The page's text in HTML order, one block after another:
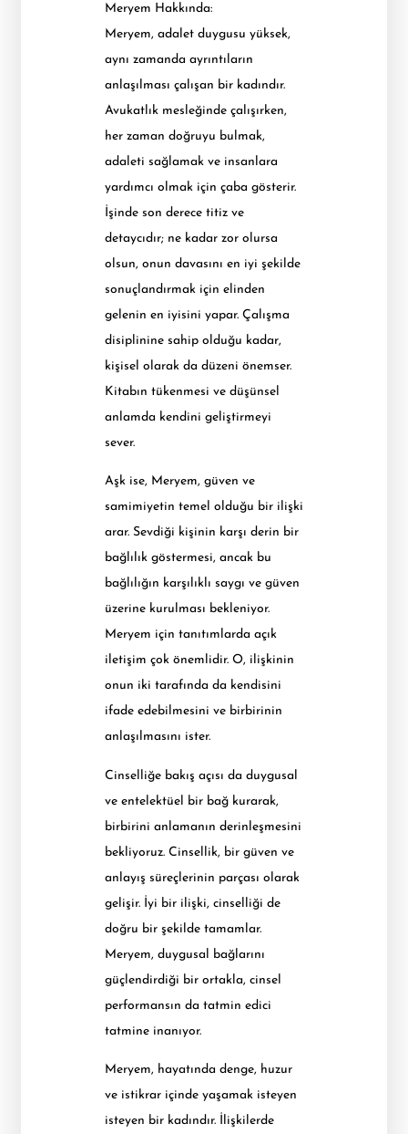
Meryem Hakkında:
Meryem, adalet duygusu yüksek,
aynı zamanda ayrıntıların
anlaşılması çalışan bir kadındır.
Avukatlık mesleğinde çalışırken,
her zaman doğruyu bulmak,
adaleti sağlamak ve insanlara
yardımcı olmak için çaba gösterir.
İşinde son derece titiz ve
detaycıdır; ne kadar zor olursa
olsun, onun davasını en iyi şekilde
sonuçlandırmak için elinden
gelenin en iyisini yapar. Çalışma
disiplinine sahip olduğu kadar,
kişisel olarak da düzeni önemser.
Kitabın tükenmesi ve düşünsel
anlamda kendini geliştirmeyi
sever.
Aşk ise, Meryem, güven ve
samimiyetin temel olduğu bir ilişki
arar. Sevdiği kişinin karşı derin bir
bağlılık göstermesi, ancak bu
bağlılığın karşılıklı saygı ve güven
üzerine kurulması bekleniyor.
Meryem için tanıtımlarda açık
iletişim çok önemlidir. O, ilişkinin
onun iki tarafında da kendisini
ifade edebilmesini ve birbirinin
anlaşılmasını ister.
Cinselliğe bakış açısı da duygusal
ve entelektüel bir bağ kurarak,
birbirini anlamanın derinleşmesini
bekliyoruz. Cinsellik, bir güven ve
anlayış süreçlerinin parçası olarak
gelişir. İyi bir ilişki, cinselliği de
doğru bir şekilde tamamlar.
Meryem, duygusal bağlarını
güçlendirdiği bir ortakla, cinsel
performansın da tatmin edici
tatmine inanıyor.
Meryem, hayatında denge, huzur
ve istikrar içinde yaşamak isteyen
isteyen bir kadındır. İlişkilerde